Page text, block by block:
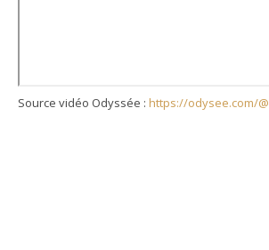
Source vidéo Odyssée : https://odysee.com/